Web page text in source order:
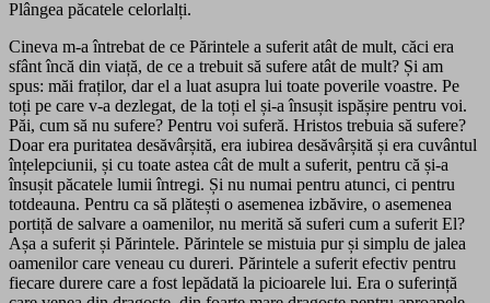
Plângea păcatele celorlalți.
Cineva m-a întrebat de ce Părintele a suferit atât de mult, căci era
sfânt încă din viață, de ce a trebuit să sufere atât de mult? Și am
spus: măi fraților, dar el a luat asupra lui toate poverile voastre. Pe
toți pe care v-a dezlegat, de la toți el și-a însușit ispășire pentru voi.
Păi, cum să nu sufere? Pentru voi suferă. Hristos trebuia să sufere?
Doar era puritatea desăvârșită, era iubirea desăvârșită și era cuvântul
înțelepciunii, și cu toate astea cât de mult a suferit, pentru că și-a
însușit păcatele lumii întregi. Și nu numai pentru atunci, ci pentru
totdeauna. Pentru ca să plătești o asemenea izbăvire, o asemenea
portiță de salvare a oamenilor, nu merită să suferi cum a suferit El?
Așa a suferit și Părintele. Părintele se mistuia pur și simplu de jalea
oamenilor care veneau cu dureri. Părintele a suferit efectiv pentru
fiecare durere care a fost lepădată la picioarele lui. Era o suferință